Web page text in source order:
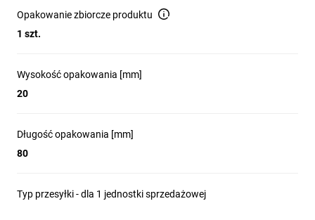
Opakowanie zbiorcze produktu
1 szt.
Wysokość opakowania [mm]
20
Długość opakowania [mm]
80
Typ przesyłki - dla 1 jednostki sprzedażowej